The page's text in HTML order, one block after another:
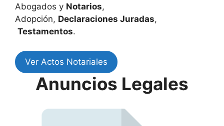
Abogados y Notarios,
Adopción, Declaraciones Juradas,
Testamentos.
Ver Actos Notariales
Anuncios Legales